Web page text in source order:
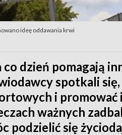
ideę oddawania krwi
co dzień pomagają
spotkali
i promować
ważnych
podzielić się